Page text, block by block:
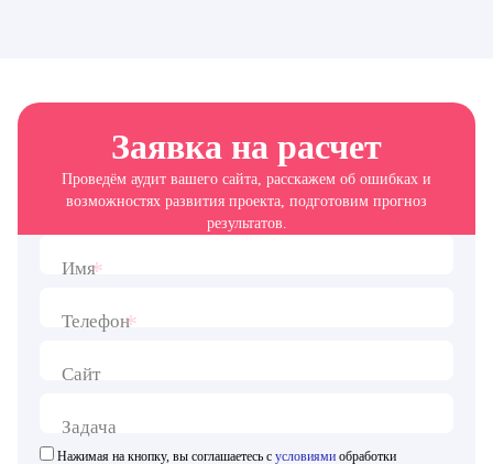
Заявка на расчет
Проведём аудит вашего сайта, расскажем об ошибках и
возможностях развития проекта, подготовим прогноз
результатов.
Имя*
Телефон*
Сайт
Задача
Нажимая на кнопку, вы соглашаетесь с условиями обработки